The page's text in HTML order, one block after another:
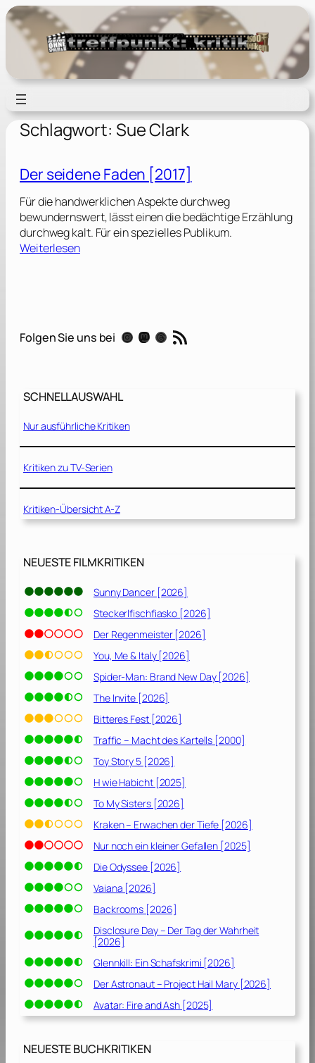
Zum
Inhalt
springen
Schlagwort: Sue Clark
Der seidene Faden [2017]
Für die handwerklichen Aspekte durchweg
bewundernswert, lässt einen die bedächtige Erzählung
durchweg kalt. Für ein spezielles Publikum.
Weiterlesen:
i
e
a
d
e
2
0
7
Folgen Sie uns bei Instagram Mastodon Threads RSS-Feed
SCHNELLAUSWAHL
Nur ausführliche Kritiken
Kritiken zu TV-Serien
Kritiken-Übersicht A-Z
NEUESTE FILMKRITIKEN
Sunny Dancer [2026]
Steckerlfischfiasko [2026]
Der Regenmeister [2026]
You, Me & Italy [2026]
Spider-Man: Brand New Day [2026]
The Invite [2026]
Bitteres Fest [2026]
Traffic – Macht des Kartells [2000]
Toy Story 5 [2026]
H wie Habicht [2025]
To My Sisters [2026]
Kraken – Erwachen der Tiefe [2026]
Nur noch ein kleiner Gefallen [2025]
Die Odyssee [2026]
Vaiana [2026]
Backrooms [2026]
Disclosure Day – Der Tag der Wahrheit
[2026]
Glennkill: Ein Schafskrimi [2026]
Der Astronaut – Project Hail Mary [2026]
Avatar: Fire and Ash [2025]
NEUESTE BUCHKRITIKEN